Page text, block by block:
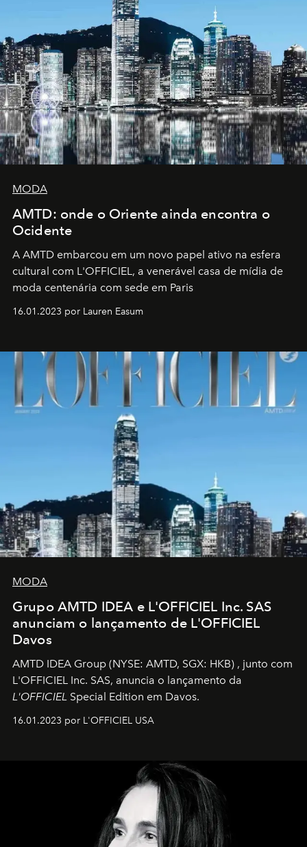
MODA
AMTD: onde o Oriente ainda encontra o
Ocidente
A AMTD embarcou em um novo papel ativo na esfera
cultural com L'OFFICIEL, a venerável casa de mídia de
moda centenária com sede em Paris
16.01.2023 por Lauren Easum
MODA
Grupo AMTD IDEA e L'OFFICIEL Inc. SAS
anunciam o lançamento de L'OFFICIEL
Davos
AMTD IDEA Group (NYSE: AMTD, SGX: HKB) , junto com
L'OFFICIEL Inc. SAS, anuncia o lançamento da
L'OFFICIEL Special Edition em Davos.
16.01.2023 por L'OFFICIEL USA